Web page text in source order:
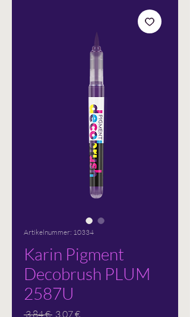
Artikelnummer: 10334
Karin Pigment
Decobrush PLUM
2587U
3,84 € Standardpreis
3,07 €Sale-